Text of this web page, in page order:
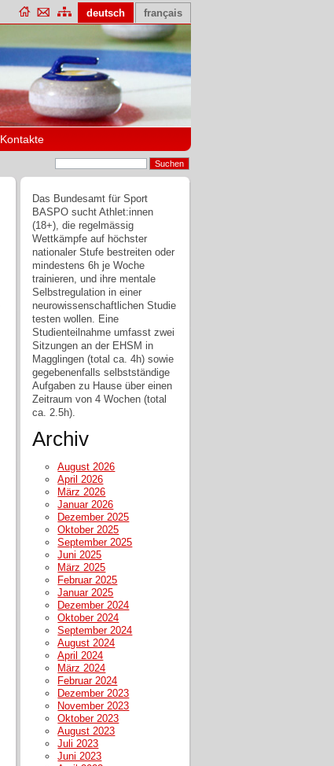
deutsch français
Kontakte
Das Bundesamt für Sport
BASPO sucht Athlet:innen
(18+), die regelmässig
Wettkämpfe auf höchster
nationaler Stufe bestreiten oder
mindestens 6h je Woche
trainieren, und ihre mentale
Selbstregulation in einer
neurowissenschaftlichen Studie
testen wollen. Eine
Studienteilnahme umfasst zwei
Sitzungen an der EHSM in
Magglingen (total ca. 4h) sowie
gegebenenfalls selbstständige
Aufgaben zu Hause über einen
Zeitraum von 4 Wochen (total
ca. 2.5h).
Archiv
August 2026
April 2026
März 2026
Januar 2026
Dezember 2025
Oktober 2025
September 2025
Juni 2025
März 2025
Februar 2025
Januar 2025
Dezember 2024
Oktober 2024
September 2024
August 2024
April 2024
März 2024
Februar 2024
Dezember 2023
November 2023
Oktober 2023
August 2023
Juli 2023
Juni 2023